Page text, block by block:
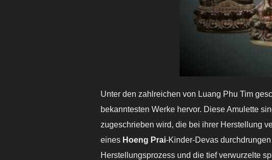
Unter den zahlreichen von Luang Phu Tim
bekanntesten Werke hervor. Diese Amulette
zugeschrieben wird, die bei ihrer Herstellung
eines Hoeng Prai-Kinder-Devas
Herstellungsprozess und die tief verwurzelte